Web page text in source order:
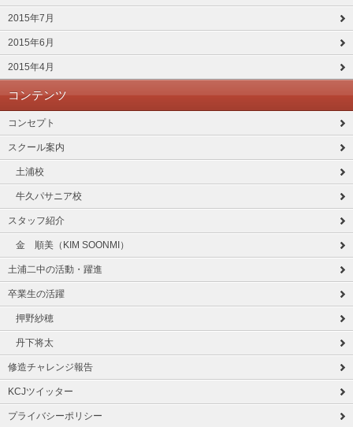
2015年7月
2015年6月
2015年4月
コンテンツ
コンセプト
スクール案内
土浦校
牛久パサニア校
スタッフ紹介
金 順美（KIM SOONMI）
土浦二中の活動・躍進
卒業生の活躍
押野紗穂
丹下将太
修造チャレンジ報告
KCJツイッター
プライバシーポリシー